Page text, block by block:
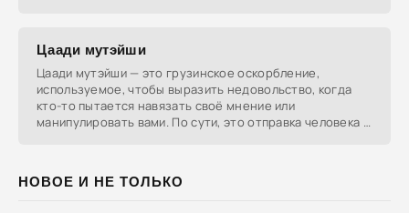
НОВОЕ И НЕ ТОЛЬКО
Цаади мутэйши
Цаади мутэйши — это грузинское оскорбление,
используемое, чтобы выразить недовольство, когда
кто-то пытается навязать своё мнение или
манипулировать вами. По сути, это отправка человека в